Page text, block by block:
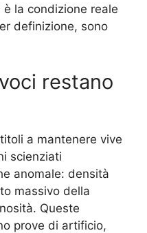
la condizione reale
definizione, sono
restano
a mantenere vive
scienziati
anomale: densità
massivo della
Queste
prove di artificio,